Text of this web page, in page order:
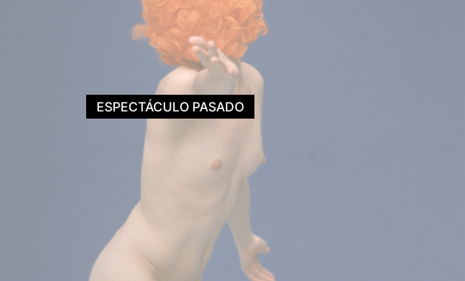
ESPECTÁCULO PASADO